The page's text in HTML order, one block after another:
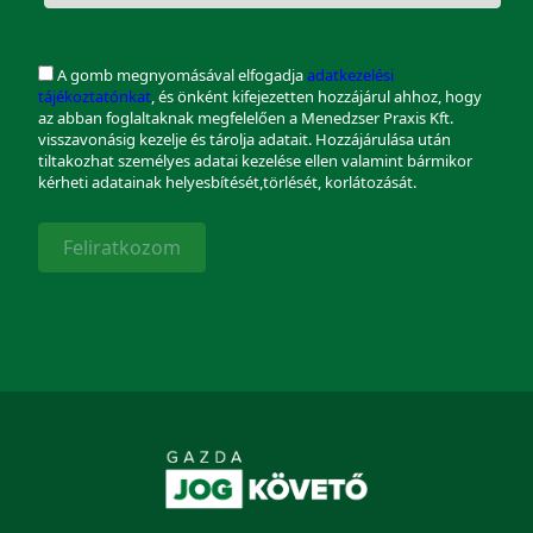
A gomb megnyomásával elfogadjaadatkezelési
tájékoztatónkat, és önként kifejezetten hozzájárul ahhoz, hogy
az abban foglaltaknak megfelelően a Menedzser Praxis Kft.
visszavonásig kezelje és tárolja adatait. Hozzájárulása után
tiltakozhat személyes adatai kezelése ellen valamint bármikor
kérheti adatainak helyesbítését,törlését, korlátozását.
Feliratkozom